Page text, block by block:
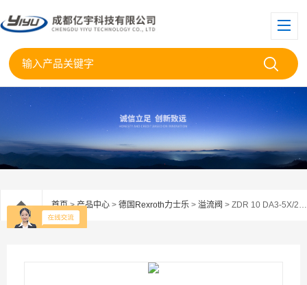
首页>产品中心 > 德国Rexroth力士乐 > 溢流阀 > ZDR 10 DA3-5X/25YMVRexroth力士乐叠加式溢流阀ZDR6DB7-4X/25YM